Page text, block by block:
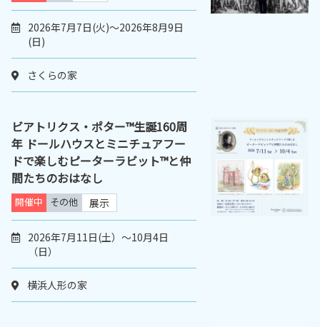
2026年7月7日(火)～2026年8月9日
(日)
さくらの家
ビアトリクス・ポター™生誕160周
年 ドールハウスとミニチュアフー
ドで楽しむピーターラビット™と仲
間たちのおはなし
開催中 その他 展示
2026年7月11日(土）～10月4日
（日）
横浜人形の家